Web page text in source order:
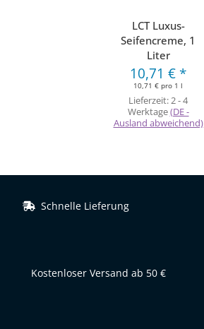
LCT Luxus-
Seifencreme, 1
Liter
10,71 € *
10,71 € pro 1 l
Lieferzeit:2 - 4
Werktage(DE -
Ausland abweichend)
Schnelle Lieferung
Kostenloser Versand ab 50 €